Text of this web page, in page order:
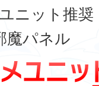
ユニット推奨
魔パネル